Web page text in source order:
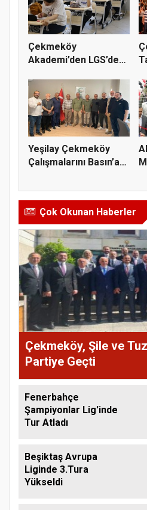
Çekmeköy
Akademi’den LGS’de
Yeşilay Çekmeköy
Çalışmalarını Basın’a
Çok Okunan Haberler
Çekmeköy, Şile ve
Partiye Geçti
Fenerbahçe
Şampiyonlar Lig'inde
Tur Atladı
Beşiktaş Avrupa
Liginde 3.Tura
Yükseldi